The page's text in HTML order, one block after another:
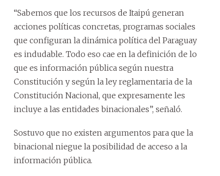
“Sabemos que los recursos de Itaipú generan
acciones políticas concretas, programas sociales
que configuran la dinámica política del Paraguay
es indudable. Todo eso cae en la definición de lo
que es información pública según nuestra
Constitución y según la ley reglamentaria de la
Constitución Nacional, que expresamente les
incluye a las entidades binacionales”, señaló.
Sostuvo que no existen argumentos para que la
binacional niegue la posibilidad de acceso a la
información pública.